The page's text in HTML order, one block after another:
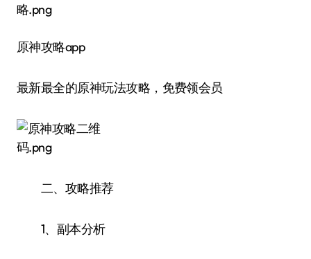
原神攻略app
最新最全的原神玩法攻略，免费领会员
二、攻略推荐
1、副本分析